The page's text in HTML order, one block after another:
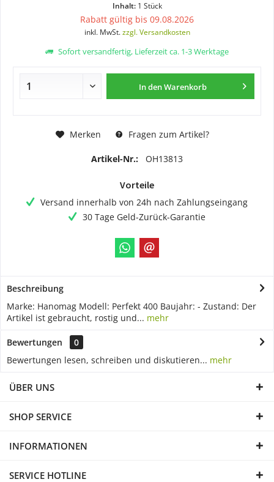
Inhalt: 1 Stück
Rabatt gültig bis 09.08.2026
inkl. MwSt.zzgl. Versandkosten
Sofort versandfertig, Lieferzeit ca. 1-3 Werktage
In denWarenkorb
Merken Fragen zum Artikel?
Artikel-Nr.: OH13813
Vorteile
Versand innerhalb von 24h nach Zahlungseingang
30 Tage Geld-Zurück-Garantie
Beschreibung
Marke: Hanomag Modell: Perfekt 400 Baujahr: - Zustand: Der
Artikel ist gebraucht, rostig und... mehr
Bewertungen
0
Bewertungen lesen, schreiben und diskutieren... mehr
ÜBER UNS
SHOP SERVICE
INFORMATIONEN
SERVICE HOTLINE